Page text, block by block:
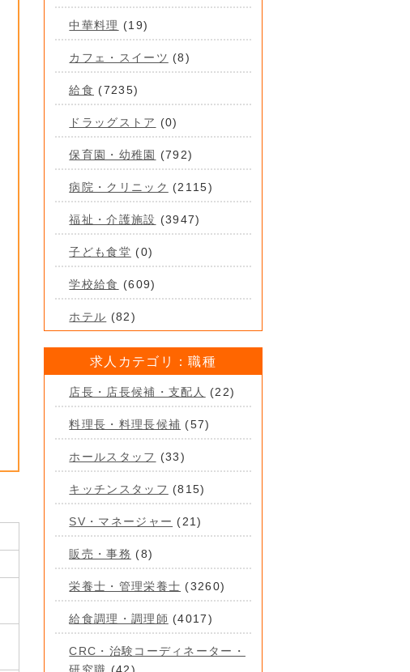
中華料理 (19)
カフェ・スイーツ (8)
給食 (7235)
ドラッグストア (0)
保育園・幼稚園 (792)
病院・クリニック (2115)
福祉・介護施設 (3947)
子ども食堂 (0)
学校給食 (609)
ホテル (82)
求人カテゴリ：職種
店長・店長候補・支配人 (22)
料理長・料理長候補 (57)
ホールスタッフ (33)
キッチンスタッフ (815)
SV・マネージャー (21)
販売・事務 (8)
栄養士・管理栄養士 (3260)
給食調理・調理師 (4017)
CRC・治験コーディネーター・